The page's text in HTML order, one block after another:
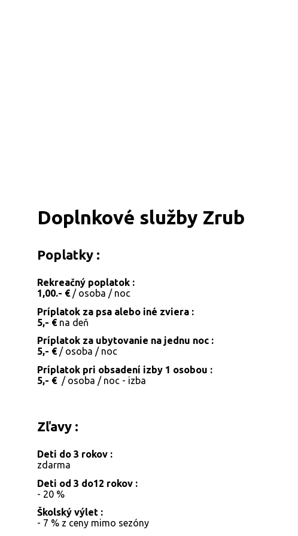
Doplnkové služby Zrub
Poplatky :
Rekreačný poplatok :
1,00.- €/ osoba / noc
Príplatok za psa alebo iné zviera :
5,- €na deň
Príplatok za ubytovanie na jednu noc :
5,- €/ osoba / noc
Príplatok pri obsadení izby 1 osobou :
5,- € / osoba / noc - izba
Zľavy :
Deti do 3 rokov :
zdarma
Deti od 3 do12 rokov :
- 20 %
Školský výlet :
- 7 % z ceny mimo sezóny